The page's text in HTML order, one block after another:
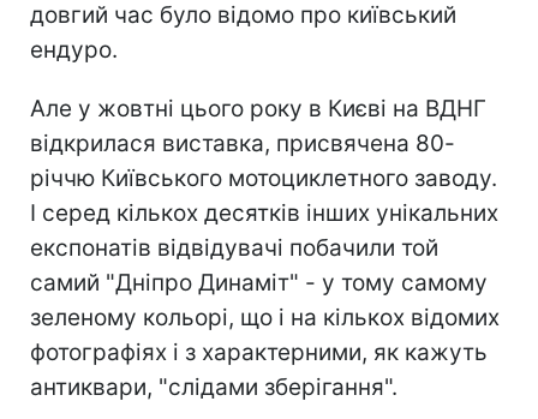
довгий час було відомо про київський
ендуро.
Але у жовтні цього року в Києві на ВДНГ
відкрилася виставка, присвячена 80-
річчю Київського мотоциклетного заводу.
І серед кількох десятків інших унікальних
експонатів відвідувачі побачили той
самий "Дніпро Динаміт" - у тому самому
зеленому кольорі, що і на кількох відомих
фотографіях і з характерними, як кажуть
антиквари, "слідами зберігання".